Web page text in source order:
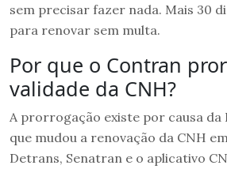
sem precisar fazer nada. Mais 30
para renovar sem multa.
Por que o Contran
validade da CNH?
A prorrogação existe por causa da
que mudou a renovação da CNH
Detrans, Senatran e o aplicativo